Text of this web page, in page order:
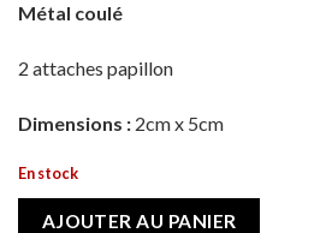
Métal coulé
2 attaches papillon
Dimensions : 2cm x 5cm
En stock
AJOUTER AU PANIER